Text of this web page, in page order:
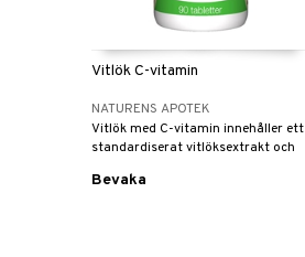
Vitlök C-vitamin
NATURENS APOTEK
Vitlök med C-vitamin innehåller ett
standardiserat vitlöksextrakt och
Bevaka